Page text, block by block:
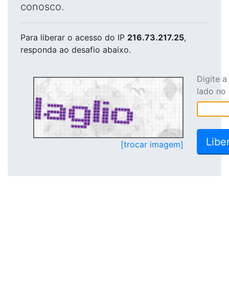
conosco.
Para liberar o acesso do IP 216.73.217.25,
responda ao desafio abaixo.
[trocar imagem]
Digite
lado no